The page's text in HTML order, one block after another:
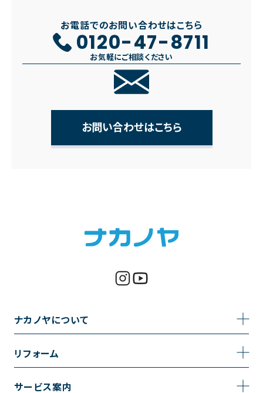
お電話でのお問い合わせはこちら
0120-47-8711
お気軽にご相談ください
お問い合わせはこちら
ナカノヤについて
事業内容
リフォーム
トイレのリフォーム
サービス案内